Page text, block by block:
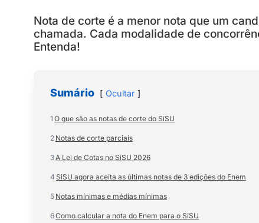
Nota de corte é a menor nota que um
chamada. Cada modalidade de
Entenda!
Sumário Ocultar
1 O que são as notas de corte do SiSU
2 Notas de corte parciais
3A Lei de Cotas no SiSU 2026
4 SiSU agora aceita as últimas notas de 3 edições do Enem
5 Notas mínimas e médias mínimas
6Como calcular a nota do Enem para o SiSU